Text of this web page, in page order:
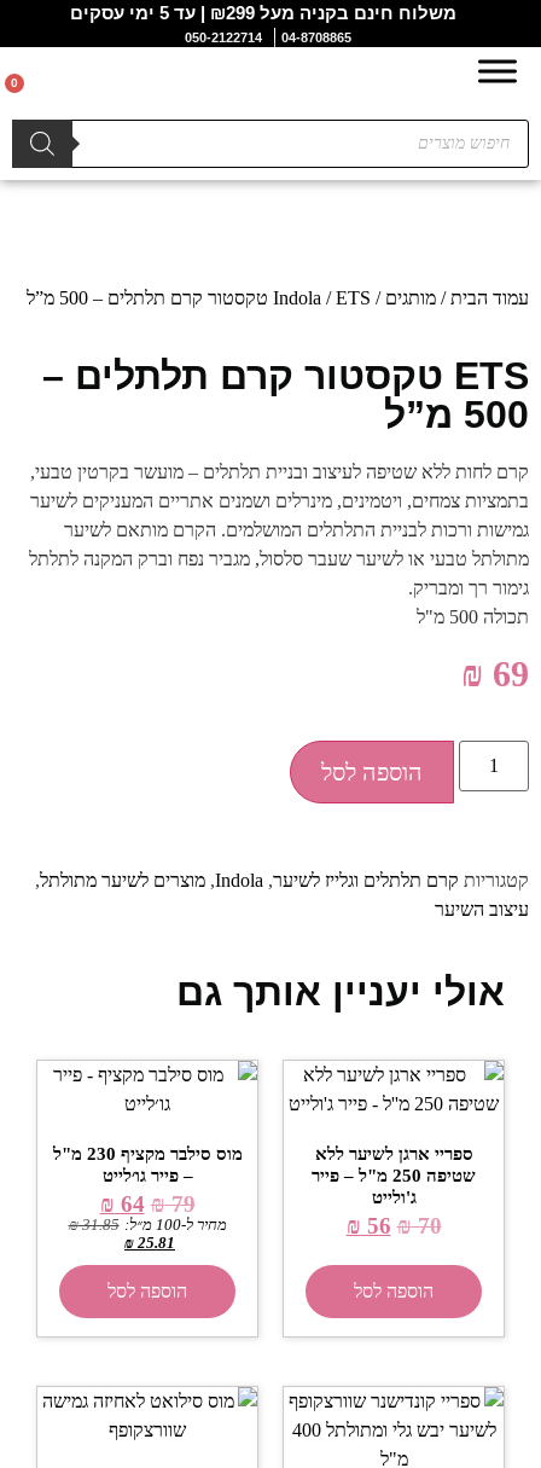
משלוח חינם בקניה מעל ₪299 | עד 5 ימי עסקים
04-8708865
050-2122714
0
עמוד הבית/מותגים/
Indola/ ETS טקסטור קרם תלתלים – 500 מ”ל
ETS טקסטור קרם תלתלים –
500 מ”ל
קרם לחות ללא שטיפה לעיצוב ובניית תלתלים – מועשר בקרטין טבעי,
בתמציות צמחים, ויטמינים, מינרלים ושמנים אתריים המעניקים לשיער
גמישות ורכות לבניית התלתלים המושלמים. הקרם מותאם לשיער
מתולתל טבעי או לשיער שעבר סלסול, מגביר נפח וברק המקנה לתלתל
גימור רך ומבריק.
תכולה 500 מ"ל
₪ 69
הוספה לסל
קטגוריות קרם תלתלים וגלייז לשיער,
Indola
, מוצרים לשיער מתולתל,
עיצוב השיער
אולי יעניין אותך גם
ספריי ארגן לשיער ללא
שטיפה 250 מ"ל – פייר
ג'ולייט
₪70
₪ 56
הוספה לסל
מוס סילבר מקציף 230 מ"ל
– פייר גו׳לייט
₪79
₪ 64
מחיר ל-100 מ״ל: ₪31.85
₪25.81
הוספה לסל